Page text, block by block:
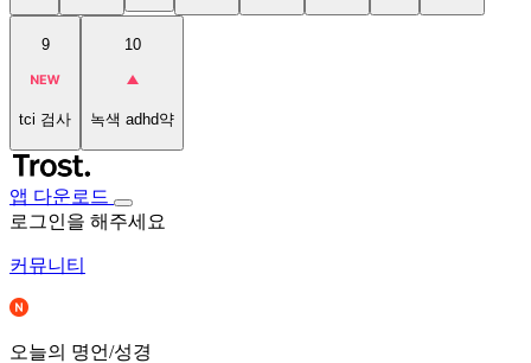
9
tci 검사
10
녹색 adhd약
앱 다운로드
로그인을 해주세요
커뮤니티
오늘의 명언/성경